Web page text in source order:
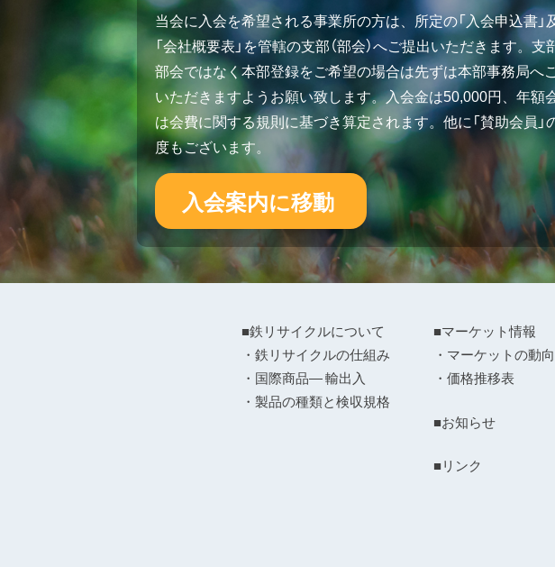
当会に入会を希望される事業所の方は、所定の「入会申込書」
「会社概要表」を管轄の支部（部会）へご提出いただきます。支
部会ではなく本部登録をご希望の場合は先ずは本部事務局へ
いただきますようお願い致します。入会金は50,000円、年額
は会費に関する規則に基づき算定されます。他に「賛助会員」
度もございます。
入会案内に移動
■鉄リサイクルについて
・鉄リサイクルの仕組み
・国際商品― 輸出入
・製品の種類と検収規格
■マーケット情報
・マーケットの動向
・価格推移表
■お知らせ
■リンク